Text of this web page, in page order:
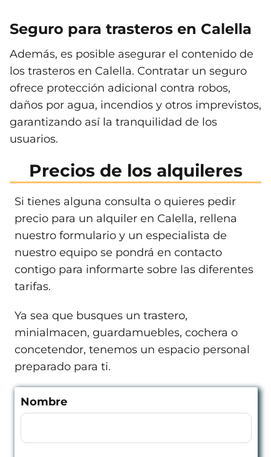
Seguro para trasteros en Calella
Además, es posible asegurar el contenido de
los trasteros en Calella. Contratar un seguro
ofrece protección adicional contra robos,
daños por agua, incendios y otros imprevistos,
garantizando así la tranquilidad de los
usuarios.
Precios de los alquileres
Si tienes alguna consulta o quieres pedir
precio para un alquiler en Calella, rellena
nuestro formulario y un especialista de
nuestro equipo se pondrá en contacto
contigo para informarte sobre las diferentes
tarifas.
Ya sea que busques un trastero,
minialmacen, guardamuebles, cochera o
concetendor, tenemos un espacio personal
preparado para ti.
Nombre